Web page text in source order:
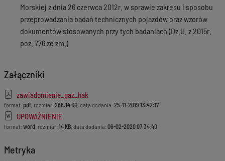
Morskiej z dnia 26 czerwca 2012r. w sprawie zakresu i sposobu
przeprowadzania badań technicznych pojazdów oraz wzorów
dokumentów stosowanych przy tych badaniach (Dz.U. z 2015r.
poz. 776 ze zm.)
Załączniki
zawiadomienie_gaz_hak
format: pdf, rozmiar: 266.14 KB, data dodania: 25-11-2019 13:42:17
UPOWAŻNIENIE
format: word, rozmiar: 14 KB, data dodania: 06-02-2020 07:34:40
Metryka